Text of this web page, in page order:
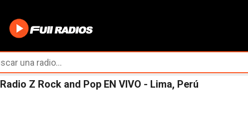
Radio Z Rock and Pop EN VIVO - Lima, Perú